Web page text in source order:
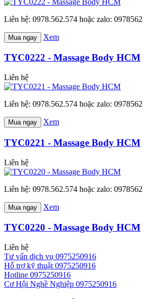
Liên hệ: 0978.562.574 hoặc zalo:
Mua ngay Xem
TYC0222 - Massage Body HCM
Liên hệ
Liên hệ: 0978.562.574 hoặc zalo:
Mua ngay Xem
TYC0221 - Massage Body HCM
Liên hệ
Liên hệ: 0978.562.574 hoặc zalo:
Mua ngay Xem
TYC0220 - Massage Body HCM
Liên hệ
Tư vấn dịch vụ 0975250916
Hỗ trợ kỹ thuật 0975250916
Hotline 0975250916
Cơ Hội Nghề Nghiệp 0975250916